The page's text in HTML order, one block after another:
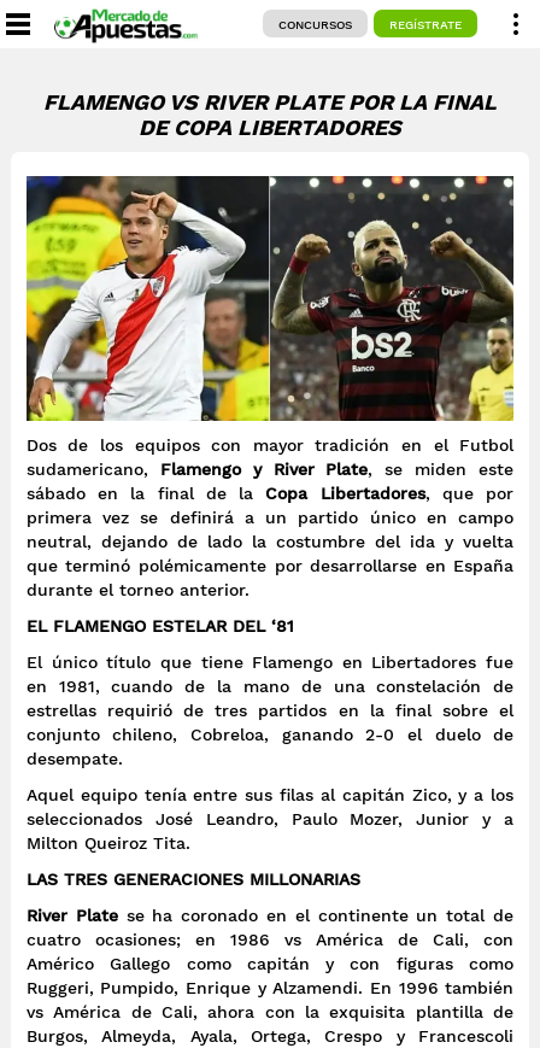
CONCURSOS REGÍSTRATE
FLAMENGO VS RIVER PLATE POR LA FINAL
DE COPA LIBERTADORES
Dos de los equipos con mayor tradición en el Futbol
sudamericano, Flamengo y River Plate, se miden este
sábado en la final de laCopa Libertadores, que por
primera vez se definirá a un partido único en campo
neutral, dejando de lado la costumbre del ida y vuelta
que terminó polémicamente por desarrollarse en España
durante el torneo anterior.
EL FLAMENGO ESTELAR DEL ‘81
El único título que tiene Flamengo en Libertadores fue
en 1981, cuando de la mano de una constelación de
estrellas requirió de tres partidos en la final sobre el
conjunto chileno, Cobreloa, ganando 2-0 el duelo de
desempate.
Aquel equipo tenía entre sus filas al capitán Zico, y a los
seleccionados José Leandro, Paulo Mozer, Junior y a
Milton Queiroz Tita.
LAS TRES GENERACIONES MILLONARIAS
River Platese ha coronado en el continente un total de
cuatro ocasiones; en 1986 vs América de Cali, con
Américo Gallego como capitán y con figuras como
Ruggeri, Pumpido, Enrique y Alzamendi. En 1996 también
vs América de Cali, ahora con la exquisita plantilla de
Burgos, Almeyda, Ayala, Ortega, Crespo y Francescoli